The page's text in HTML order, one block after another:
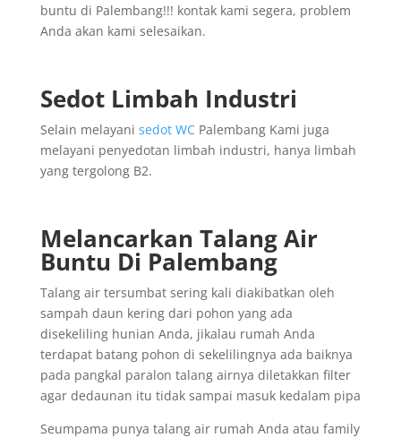
buntu di Palembang!!! kontak kami segera, problem
Anda akan kami selesaikan.
Sedot Limbah Industri
Selain melayani sedot WCPalembang Kami juga
melayani penyedotan limbah industri, hanya limbah
yang tergolong B2.
Melancarkan Talang Air
Buntu Di Palembang
Talang air tersumbat sering kali diakibatkan oleh
sampah daun kering dari pohon yang ada
disekeliling hunian Anda, jikalau rumah Anda
terdapat batang pohon di sekelilingnya ada baiknya
pada pangkal paralon talang airnya diletakkan filter
agar dedaunan itu tidak sampai masuk kedalam pipa
Seumpama punya talang air rumah Anda atau family